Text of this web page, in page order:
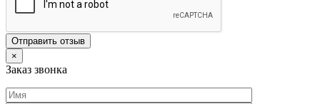
×
Заказ звонка